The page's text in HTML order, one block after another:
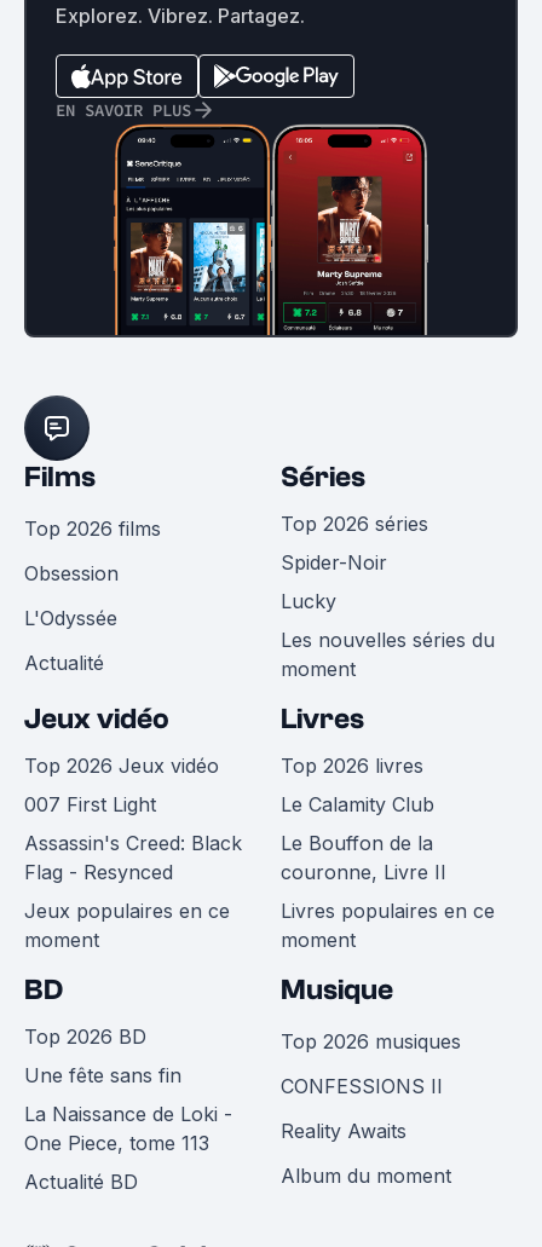
Explorez. Vibrez. Partagez.
EN SAVOIR PLUS
Films
Top 2026 films
Obsession
L'Odyssée
Actualité
Séries
Top 2026 séries
Spider-Noir
Lucky
Les nouvelles séries du
moment
Jeux vidéo
Top 2026 Jeux vidéo
007 First Light
Assassin's Creed: Black
Flag - Resynced
Jeux populaires en ce
moment
Livres
Top 2026 livres
Le Calamity Club
Le Bouffon de la
couronne, Livre II
Livres populaires en ce
moment
BD
Top 2026 BD
Une fête sans fin
La Naissance de Loki -
One Piece, tome 113
Actualité BD
Musique
Top 2026 musiques
CONFESSIONS II
Reality Awaits
Album du moment